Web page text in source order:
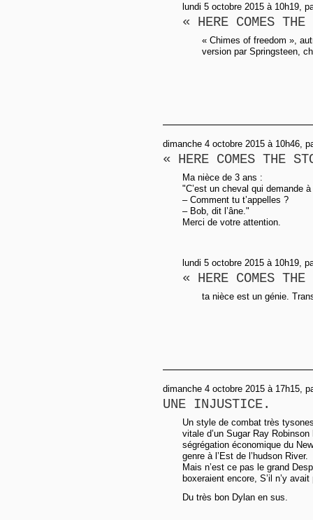
lundi 5 octobre 2015 à 10h19,
« HERE COMES
« Chimes of freedom »,
version par Springsteen,
dimanche 4 octobre 2015 à 10h46,
« HERE COMES THE
Ma nièce de 3 ans :
"C’est un cheval qui demande
– Comment tu t’appelles ?
– Bob, dit l’âne."
Merci de votre attention.
lundi 5 octobre 2015 à 10h19,
« HERE COMES
ta nièce est un génie.
dimanche 4 octobre 2015 à 17h15,
UNE INJUSTICE.
Un style de combat très
vitale d’un Sugar Ray
ségrégation économique du
genre à l’Est de l’hudson River.
Mais n’est ce pas le grand
boxeraient encore, S’il n’y
Du très bon Dylan en sus.